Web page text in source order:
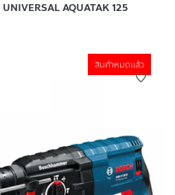
AQUATAK 125
สินค้าหมดแล้ว